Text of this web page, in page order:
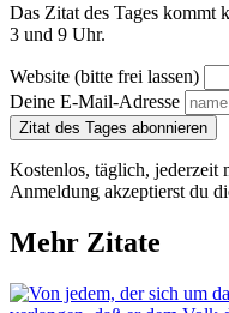
Das Zitat des Tages kommt
3 und 9 Uhr.
Website (bitte frei lassen)
Deine E-Mail-Adresse
Zitat des Tages abonnieren
Kostenlos, täglich, jederzeit
Anmeldung akzeptierst du
Mehr Zitate